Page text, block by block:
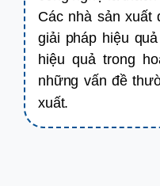
Các nhà sản xuất
giải pháp hiệu
hiệu quả trong
những vấn đề
xuất.